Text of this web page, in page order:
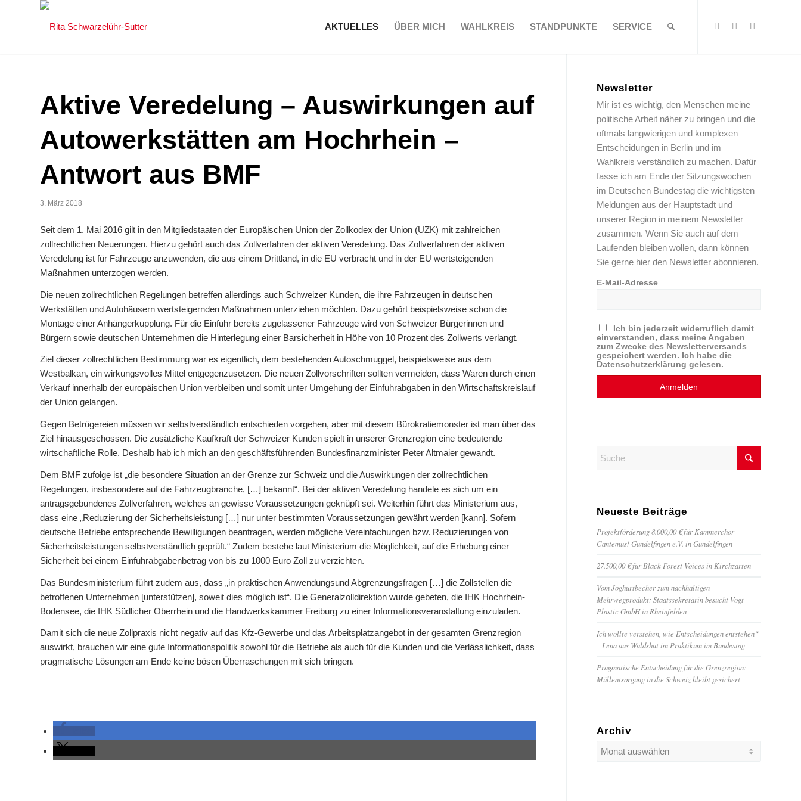
AKTUELLES ÜBER MICH WAHLKREIS STANDPUNKTE SERVICE
Aktive Veredelung – Auswirkungen auf
Autowerkstätten am Hochrhein –
Antwort aus BMF
3. März 2018
Seit dem 1. Mai 2016 gilt in den Mitgliedstaaten der Europäischen Union der Zollkodex der Union (UZK) mit zahlreichen
zollrechtlichen Neuerungen. Hierzu gehört auch das Zollverfahren der aktiven Veredelung. Das Zollverfahren der aktiven
Veredelung ist für Fahrzeuge anzuwenden, die aus einem Drittland, in die EU verbracht und in der EU wertsteigenden
Maßnahmen unterzogen werden.
Die neuen zollrechtlichen Regelungen betreffen allerdings auch Schweizer Kunden, die ihre Fahrzeugen in deutschen
Werkstätten und Autohäusern wertsteigernden Maßnahmen unterziehen möchten. Dazu gehört beispielsweise schon die
Montage einer Anhängerkupplung. Für die Einfuhr bereits zugelassener Fahrzeuge wird von Schweizer Bürgerinnen und
Bürgern sowie deutschen Unternehmen die Hinterlegung einer Barsicherheit in Höhe von 10 Prozent des Zollwerts verlangt.
Ziel dieser zollrechtlichen Bestimmung war es eigentlich, dem bestehenden Autoschmuggel, beispielsweise aus dem
Westbalkan, ein wirkungsvolles Mittel entgegenzusetzen. Die neuen Zollvorschriften sollten vermeiden, dass Waren durch einen
Verkauf innerhalb der europäischen Union verbleiben und somit unter Umgehung der Einfuhrabgaben in den Wirtschaftskreislauf
der Union gelangen.
Gegen Betrügereien müssen wir selbstverständlich entschieden vorgehen, aber mit diesem Bürokratiemonster ist man über das
Ziel hinausgeschossen. Die zusätzliche Kaufkraft der Schweizer Kunden spielt in unserer Grenzregion eine bedeutende
wirtschaftliche Rolle. Deshalb hab ich mich an den geschäftsführenden Bundesfinanzminister Peter Altmaier gewandt.
Dem BMF zufolge ist „die besondere Situation an der Grenze zur Schweiz und die Auswirkungen der zollrechtlichen
Regelungen, insbesondere auf die Fahrzeugbranche, […] bekannt“. Bei der aktiven Veredelung handele es sich um ein
antragsgebundenes Zollverfahren, welches an gewisse Voraussetzungen geknüpft sei. Weiterhin führt das Ministerium aus,
dass eine „Reduzierung der Sicherheitsleistung […] nur unter bestimmten Voraussetzungen gewährt werden [kann]. Sofern
deutsche Betriebe entsprechende Bewilligungen beantragen, werden mögliche Vereinfachungen bzw. Reduzierungen von
Sicherheitsleistungen selbstverständlich geprüft.“ Zudem bestehe laut Ministerium die Möglichkeit, auf die Erhebung einer
Sicherheit bei einem Einfuhrabgabenbetrag von bis zu 1000 Euro Zoll zu verzichten.
Das Bundesministerium führt zudem aus, dass „in praktischen Anwendungsund Abgrenzungsfragen […] die Zollstellen die
betroffenen Unternehmen [unterstützen], soweit dies möglich ist“. Die Generalzolldirektion wurde gebeten, die IHK Hochrhein-
Bodensee, die IHK Südlicher Oberrhein und die Handwerkskammer Freiburg zu einer Informationsveranstaltung einzuladen.
Damit sich die neue Zollpraxis nicht negativ auf das Kfz-Gewerbe und das Arbeitsplatzangebot in der gesamten Grenzregion
auswirkt, brauchen wir eine gute Informationspolitik sowohl für die Betriebe als auch für die Kunden und die Verlässlichkeit, dass
pragmatische Lösungen am Ende keine bösen Überraschungen mit sich bringen.
Newsletter
Mir ist es wichtig, den Menschen meine
politische Arbeit näher zu bringen und die
oftmals langwierigen und komplexen
Entscheidungen in Berlin und im
Wahlkreis verständlich zu machen. Dafür
fasse ich am Ende der Sitzungswochen
im Deutschen Bundestag die wichtigsten
Meldungen aus der Hauptstadt und
unserer Region in meinem Newsletter
zusammen. Wenn Sie auch auf dem
Laufenden bleiben wollen, dann können
Sie gerne hier den Newsletter abonnieren.
E-Mail-Adresse
Ich bin jederzeit widerruflich damit
einverstanden, dass meine Angaben
zum Zwecke des Newsletterversands
gespeichert werden. Ich habe die
Datenschutzerklärung gelesen.
Neueste Beiträge
Projektförderung 8.000,00 € für Kammerchor
Cantemus! Gundelfingen e.V. in Gundelfingen
27.500,00 € für Black Forest Voices in Kirchzarten
Vom Joghurtbecher zum nachhaltigen
Mehrwegprodukt: Staatssekretärin besucht Vogt-
Plastic GmbH in Rheinfelden
Ich wollte verstehen, wie Entscheidungen entstehen“
– Lena aus Waldshut im Praktikum im Bundestag
Pragmatische Entscheidung für die Grenzregion:
Müllentsorgung in die Schweiz bleibt gesichert
Archiv